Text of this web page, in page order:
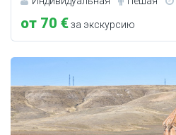
от 70 €за экскурсию